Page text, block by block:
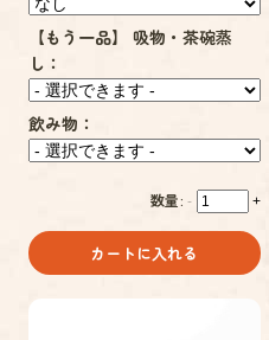
【もう一品】 吸物・茶碗蒸
し：
飲み物：
数量: - +
カートに入れる